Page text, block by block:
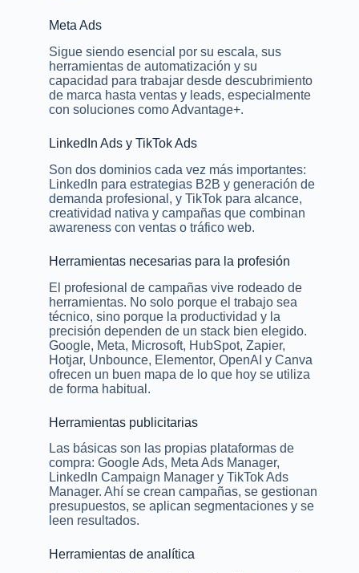
Meta Ads
Sigue siendo esencial por su escala, sus
herramientas de automatización y su
capacidad para trabajar desde descubrimiento
de marca hasta ventas y leads, especialmente
con soluciones como Advantage+.
LinkedIn Ads y TikTok Ads
Son dos dominios cada vez más importantes:
LinkedIn para estrategias B2B y generación de
demanda profesional, y TikTok para alcance,
creatividad nativa y campañas que combinan
awareness con ventas o tráfico web.
Herramientas necesarias para la profesión
El profesional de campañas vive rodeado de
herramientas. No solo porque el trabajo sea
técnico, sino porque la productividad y la
precisión dependen de un stack bien elegido.
Google, Meta, Microsoft, HubSpot, Zapier,
Hotjar, Unbounce, Elementor, OpenAI y Canva
ofrecen un buen mapa de lo que hoy se utiliza
de forma habitual.
Herramientas publicitarias
Las básicas son las propias plataformas de
compra: Google Ads, Meta Ads Manager,
LinkedIn Campaign Manager y TikTok Ads
Manager. Ahí se crean campañas, se gestionan
presupuestos, se aplican segmentaciones y se
leen resultados.
Herramientas de analítica